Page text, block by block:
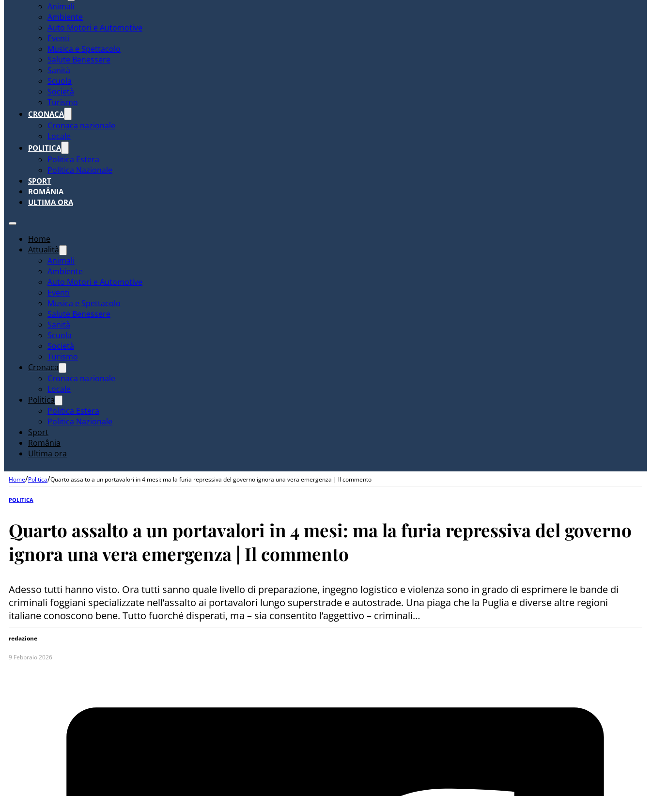
Animali
Ambiente
Auto Motori e Automotive
Eventi
Musica e Spettacolo
Salute Benessere
Sanità
Scuola
Società
Turismo
CRONACA
Cronaca nazionale
Locale
POLITICA
Politica Estera
Politica Nazionale
SPORT
ROMÂNIA
ULTIMA ORA
Home
Attualità
Animali
Ambiente
Auto Motori e Automotive
Eventi
Musica e Spettacolo
Salute Benessere
Sanità
Scuola
Società
Turismo
Cronaca
Cronaca nazionale
Locale
Politica
Politica Estera
Politica Nazionale
Sport
România
Ultima ora
Home/Politica/Quarto assalto a un portavalori in 4 mesi: ma la furia repressiva del governo ignora una vera emergenza | Il commento
POLITICA
Quarto assalto a un portavalori in 4 mesi: ma la furia repressiva del governo
ignora una vera emergenza | Il commento
Adesso tutti hanno visto. Ora tutti sanno quale livello di preparazione, ingegno logistico e violenza sono in grado di esprimere le bande di
criminali foggiani specializzate nell’assalto ai portavalori lungo superstrade e autostrade. Una piaga che la Puglia e diverse altre regioni
italiane conoscono bene. Tutto fuorché disperati, ma – sia consentito l’aggettivo – criminali…
redazione
9 Febbraio 2026